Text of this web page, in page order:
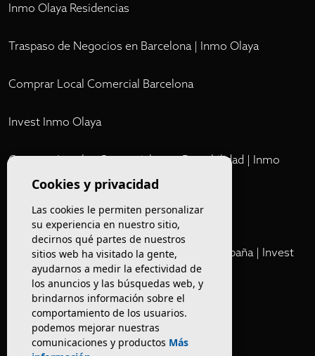
Inmo Olaya Residencias
Traspaso de Negocios en Barcelona | Inmo Olaya
Comprar Local Comercial Barcelona
Invest Inmo Olaya
Comprar Locales Comerciales en Rentabilidad | Inmo
Olaya
Cartera Privada de Activos Hoteleros en España | Invest
Inmo Olaya
Venta de edificios
Comprar restaurante en Barcelona
Cookies y privacidad
Las cookies le permiten personalizar
su experiencia en nuestro sitio,
decirnos qué partes de nuestros
sitios web ha visitado la gente,
ayudarnos a medir la efectividad de
los anuncios y las búsquedas web, y
brindarnos información sobre el
comportamiento de los usuarios.
podemos mejorar nuestras
comunicaciones y productos Más